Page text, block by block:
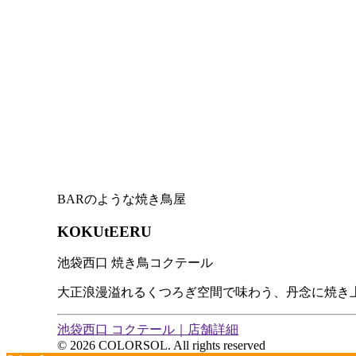
BARのような焼き鳥屋
KOKUtEERU
池袋西口 焼き鳥コクテール
大正浪漫溢れるくつろぎ空間で味わう、丹念に焼き
池袋西口 コクテール｜店舗詳細
© 2026 COLORSOL. All rights reserved